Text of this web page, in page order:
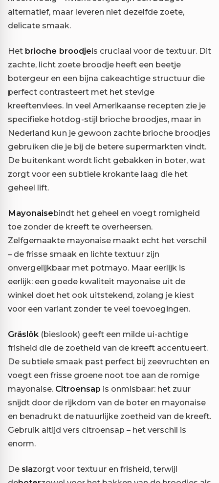
alternatief, maar leveren niet dezelfde zoete,
delicate smaak.
Het brioche broodjeis cruciaal voor de textuur. Dit
zachte, licht zoete broodje heeft een beetje
botergeur en een bijna cakeachtige structuur die
perfect contrasteert met het stevige
kreeftenvlees. In veel Amerikaanse recepten zie je
specifieke hotdog-stijl brioche broodjes, maar in
Nederland kun je gewoon zachte brioche broodjes
gebruiken die je bij de betere supermarkten vindt.
De buitenkant wordt licht gebakken in boter, wat
zorgt voor een subtiele krokante laag die het
geheel lift.
Mayonaisebindt het geheel en voegt romigheid
toe zonder de kreeft te overheersen.
Zelfgemaakte mayonaise maakt echt het verschil
– de frisse smaak en lichte textuur zijn
onvergelijkbaar met potmayo. Maar eerlijk is
eerlijk: een goede kwaliteit mayonaise uit de
winkel doet het ook uitstekend, zolang je kiest
voor een variant zonder te veel toevoegingen.
Gräslök (bieslook) geeft een milde ui-achtige
frisheid die de zoetheid van de kreeft accentueert.
De subtiele smaak past perfect bij zeevruchten en
voegt een frisse groene noot toe aan de romige
mayonaise. Citroensap is onmisbaar: het zuur
snijdt door de rijkdom van de boter en mayonaise
en benadrukt de natuurlijke zoetheid van de kreeft.
Gebruik altijd vers citroensap – het verschil is
enorm.
De slazorgt voor textuur en frisheid, terwijl